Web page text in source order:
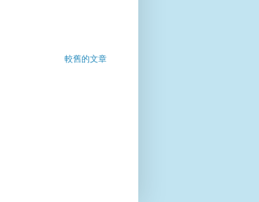
較舊的文章